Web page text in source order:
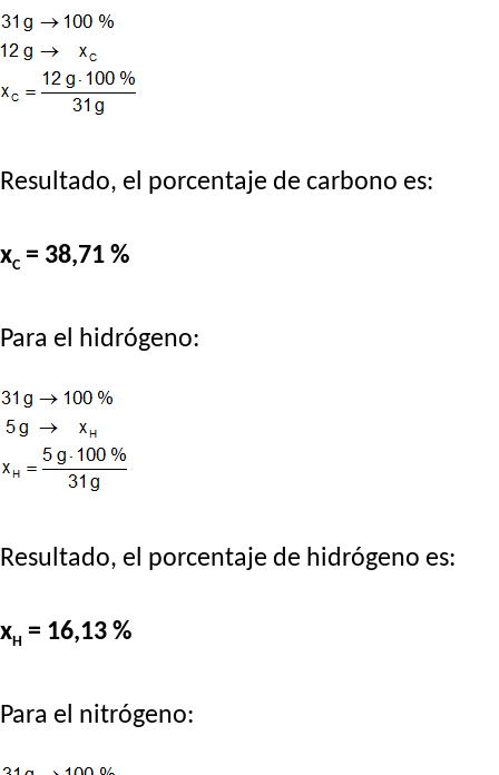
Resultado, el porcentaje de carbono es:
xC = 38,71 %
Para el hidrógeno:
Resultado, el porcentaje de hidrógeno es:
xH = 16,13 %
Para el nitrógeno: